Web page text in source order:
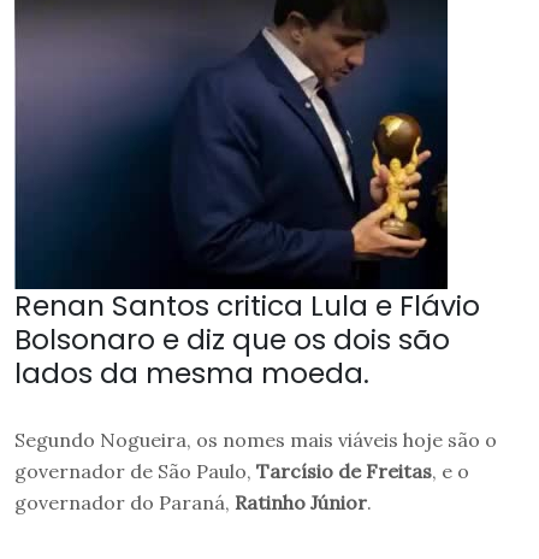
Renan Santos critica Lula e Flávio
Bolsonaro e diz que os dois são
lados da mesma moeda.
Segundo Nogueira, os nomes mais viáveis hoje são o
governador de São Paulo, Tarcísio de Freitas, e o
governador do Paraná, Ratinho Júnior.